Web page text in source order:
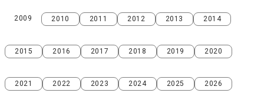
2009
2009 2010
2010 2011
2011 2012
2012 2013
2013 2014
2014
2015
2015 2016
2016 2017
2017 2018
2018 2019
2019 2020
2020
2021
2021 2022
2022 2023
2023 2024
2024 2025
2025 2026
2026